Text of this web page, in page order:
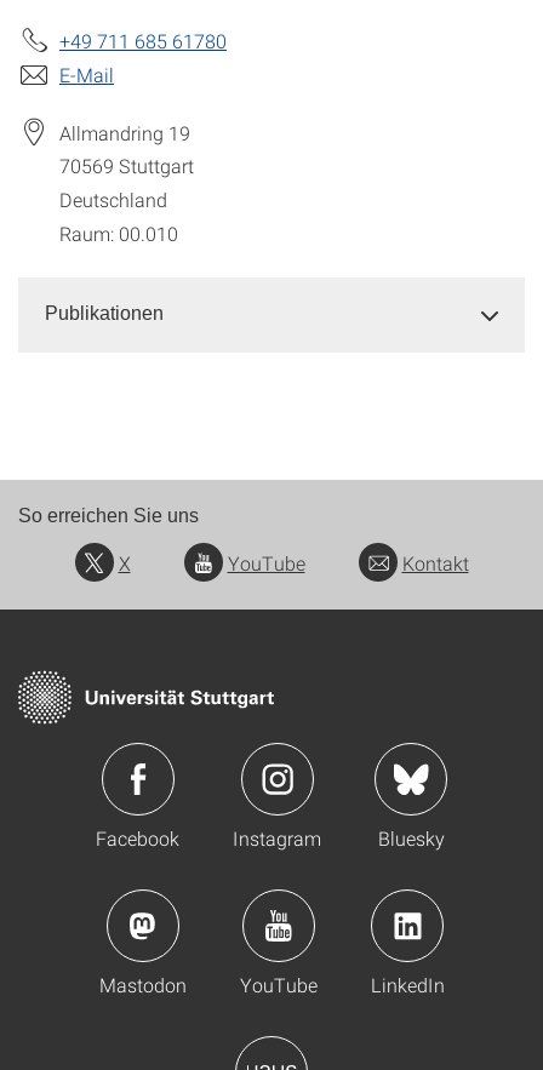
+49 711 685 61780
E-Mail
Allmandring 19
70569 Stuttgart
Deutschland
Raum: 00.010
Publikationen
So erreichen Sie uns
X YouTube Kontakt
Facebook Instagram Bluesky
Mastodon YouTube LinkedIn